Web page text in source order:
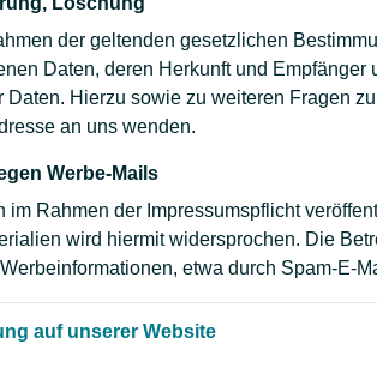
der geltenden gesetzlichen
Daten, deren Herkunft und
Daten. Hierzu sowie zu weiteren Fragen
an uns wenden.
Werbe-Mails
im Rahmen der Impressumspflicht
wird hiermit widersprochen. Die
etwa durch Spam-E-
auf unserer Website